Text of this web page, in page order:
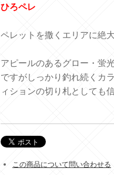
ひろペレ
ペレットを撒くエリアに絶
アピールのあるグロー・蛍
ですがしっかり釣れ続くカ
ィションの切り札としても
この商品について問い合わせる